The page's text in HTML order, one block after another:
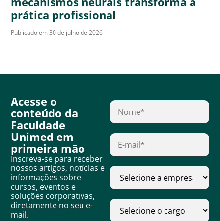
prática profissional
Publicado em 30 de julho de 2026
Acesse o
conteúdo da
Faculdade
Unimed em
primeira mão
Inscreva-se para receber
nossos artigos, notícias e
informações sobre
cursos, eventos e
soluções corporativas,
diretamente no seu e-
mail.